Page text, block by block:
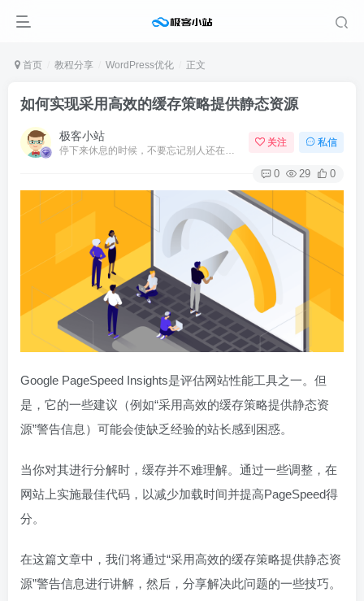
首页 教程分享 WordPress优化 正文
如何实现采用高效的缓存策略提供静态资源
极客小站 关注 私信
0 29 0
Google PageSpeed Insights是评估网站性能工具之一。但
是，它的一些建议（例如“采用高效的缓存策略提供静态资
源”警告信息）可能会使缺乏经验的站长感到困惑。
当你对其进行分解时，缓存并不难理解。通过一些调整，在
网站上实施最佳代码，以减少加载时间并提高PageSpeed得
分。
在这篇文章中，我们将通过“采用高效的缓存策略提供静态资
源”警告信息进行讲解，然后，分享解决此问题的一些技巧。